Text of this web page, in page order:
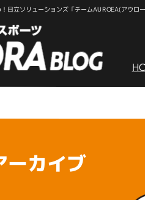
日立ソリューションズ「チームAUROEA(アウロ
カイブ